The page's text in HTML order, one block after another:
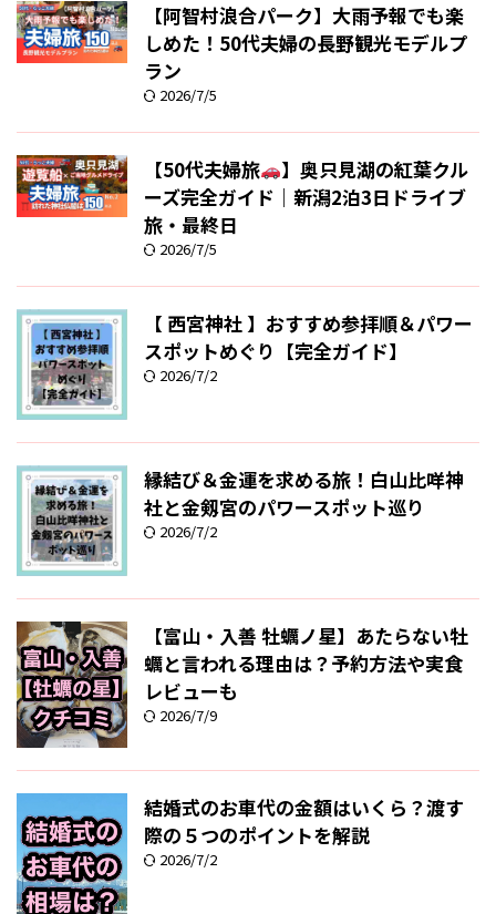
【阿智村浪合パーク】大雨予報でも楽
しめた！50代夫婦の長野観光モデルプ
ラン
2026/7/5
【50代夫婦旅
】奥只見湖の紅葉クル
ーズ完全ガイド｜新潟2泊3日ドライブ
旅・最終日
2026/7/5
【 西宮神社 】おすすめ参拝順＆パワー
スポットめぐり【完全ガイド】
2026/7/2
縁結び＆金運を求める旅！白山比咩神
社と金剱宮のパワースポット巡り
2026/7/2
【富山・入善 牡蠣ノ星】あたらない牡
蠣と言われる理由は？予約方法や実食
レビューも
2026/7/9
結婚式のお車代の金額はいくら？渡す
際の５つのポイントを解説
2026/7/2